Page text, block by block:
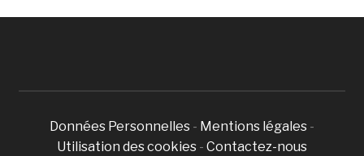
Données Personnelles - Mentions légales -
Utilisation des cookies - Contactez-nous